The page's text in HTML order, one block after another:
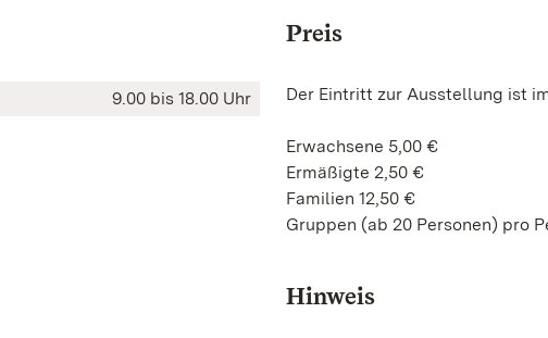
9.00 bis 18.00 Uhr
Preis
Der Eintritt zur Ausstellung ist
Erwachsene 5,00 €
Ermäßigte 2,50 €
Familien 12,50 €
Gruppen (ab 20 Personen) pro
Hinweis